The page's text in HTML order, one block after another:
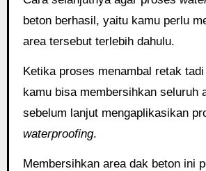
beton berhasil, yaitu kamu perlu
area tersebut terlebih dahulu.
Ketika proses menambal retak
kamu bisa membersihkan seluruh
sebelum lanjut mengaplikasikan
waterproofing.
Membersihkan area dak beton ini